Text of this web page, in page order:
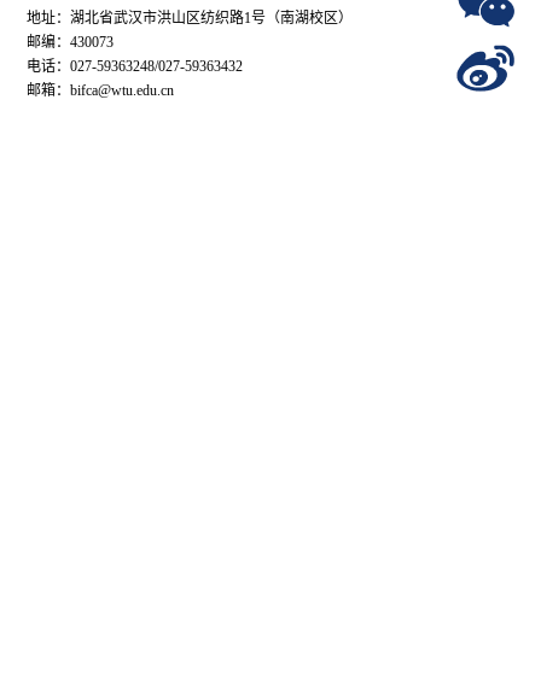
地址：湖北省武汉市洪山区纺织路1号（南湖校区）
邮编：430073
电话：027-59363248/027-59363432
邮箱：bifca@wtu.edu.cn